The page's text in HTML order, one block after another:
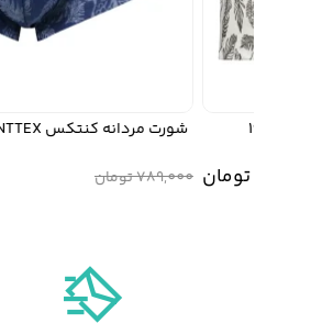
تومان
شورت مردانه کنتکس CANTTEX کد 16588
789,000تومان